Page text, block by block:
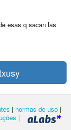
esas q sacan las
| normas de uso |
|